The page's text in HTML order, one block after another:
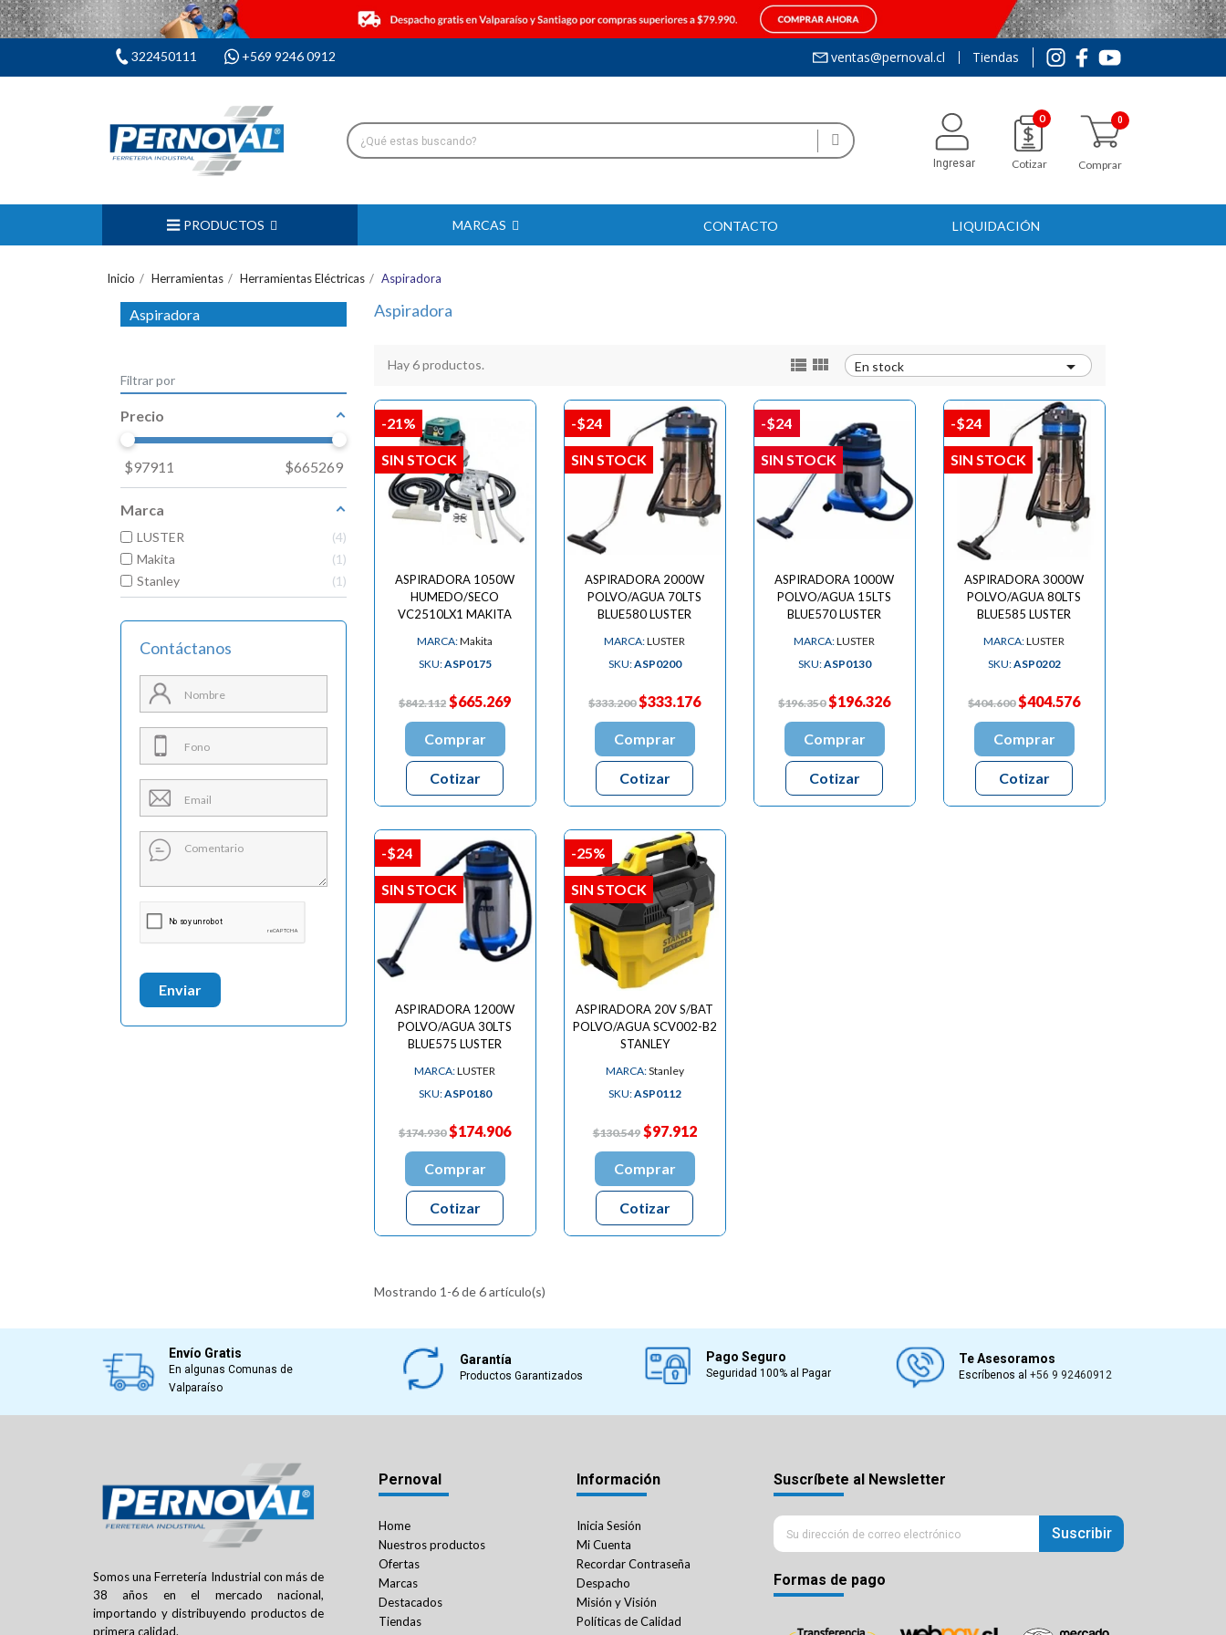
322450111 +569 9246 0912 ventas@pernoval.cl Tiendas
Ingresar
0
Cotizar Comprar
PRODUCTOS MARCAS CONTACTO LIQUIDACIÓN
Inicio Herramientas Herramientas Eléctricas Aspiradora
Aspiradora
Filtrar por
Precio
$97911 $665269
Marca
LUSTER
4
Makita
1
Stanley
1
Contáctanos
Enviar
Aspiradora
Hay 6 productos.   En stock 
ASPIRADORA 1050W
HUMEDO/SECO
VC2510LX1 MAKITA
MARCA:Makita
SKU:ASP0175
$842.112 $665.269
Comprar
Cotizar
-21%
SIN STOCK
ASPIRADORA 2000W
POLVO/AGUA 70LTS
BLUE580 LUSTER
MARCA:LUSTER
SKU:ASP0200
$333.200 $333.176
Comprar
Cotizar
-$24
SIN STOCK
ASPIRADORA 1000W
POLVO/AGUA 15LTS
BLUE570 LUSTER
MARCA:LUSTER
SKU:ASP0130
$196.350 $196.326
Comprar
Cotizar
-$24
SIN STOCK
ASPIRADORA 3000W
POLVO/AGUA 80LTS
BLUE585 LUSTER
MARCA:LUSTER
SKU:ASP0202
$404.600 $404.576
Comprar
Cotizar
-$24
SIN STOCK
ASPIRADORA 1200W
POLVO/AGUA 30LTS
BLUE575 LUSTER
MARCA:LUSTER
SKU:ASP0180
$174.930 $174.906
Comprar
Cotizar
-$24
SIN STOCK
ASPIRADORA 20V S/BAT
POLVO/AGUA SCV002-B2
STANLEY
MARCA:Stanley
SKU:ASP0112
$130.549 $97.912
Comprar
Cotizar
-25%
SIN STOCK
Mostrando 1-6 de 6 artículo(s)
Envío Gratis
En algunas Comunas de
Valparaíso
Garantía
Productos Garantizados
Pago Seguro
Seguridad 100% al Pagar
Te Asesoramos
Escríbenos al+56 9 92460912
Somos una Ferretería Industrial con más de
38 años en el mercado nacional,
importando y distribuyendo productos de
primera calidad.
Pernoval
Home
Nuestros productos
Ofertas
Marcas
Destacados
Tiendas
Información
Inicia Sesión
Mi Cuenta
Recordar Contraseña
Despacho
Misión y Visión
Políticas de Calidad
Suscríbete al Newsletter
Suscribir
Formas de pago